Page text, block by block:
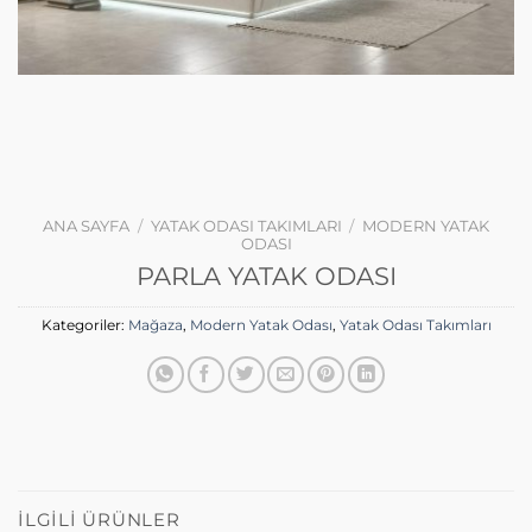
ANA SAYFA / YATAK ODASI TAKIMLARI / MODERN YATAK
ODASI
PARLA YATAK ODASI
Kategoriler: Mağaza, Modern Yatak Odası, Yatak Odası Takımları
İLGILI ÜRÜNLER